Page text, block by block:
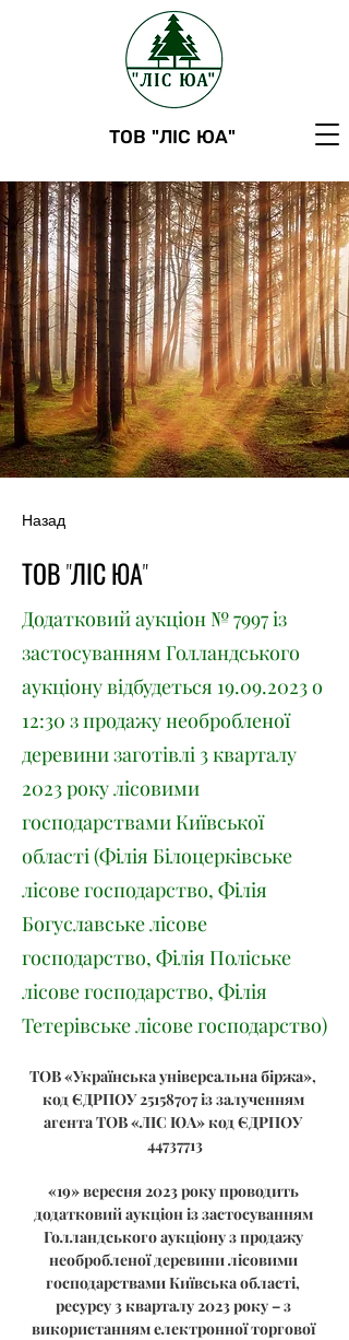
ТОВ "ЛІС ЮА"
Назад
ТОВ "ЛІС ЮА"
Додатковий аукціон № 7997 із
застосуванням Голландського
аукціону відбудеться 19.09.2023о
12:30 з продажу необробленої
деревини заготівлі 3 кварталу
2023 року лісовими
господарствами Київської
області (Філія Білоцерківське
лісове господарство, Філія
Богуславське лісове
господарство, Філія Поліське
лісове господарство, Філія
Тетерівське лісове господарство)
ТОВ «Українська універсальна біржа»,
код ЄДРПОУ 25158707 із залученням
агента ТОВ «ЛІС ЮА» код ЄДРПОУ
44737713
«19» вересня 2023 року проводить
додатковий аукціон із застосуванням
Голландського аукціону з продажу
необробленої деревини лісовими
господарствами Київська області,
ресурсу 3 кварталу 2023 року – з
використанням електронної торгової